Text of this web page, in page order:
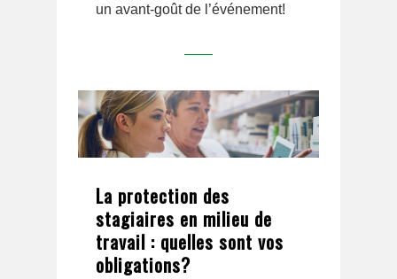
un avant-goût de l’événement!
La protection des
stagiaires en milieu de
travail : quelles sont vos
obligations?